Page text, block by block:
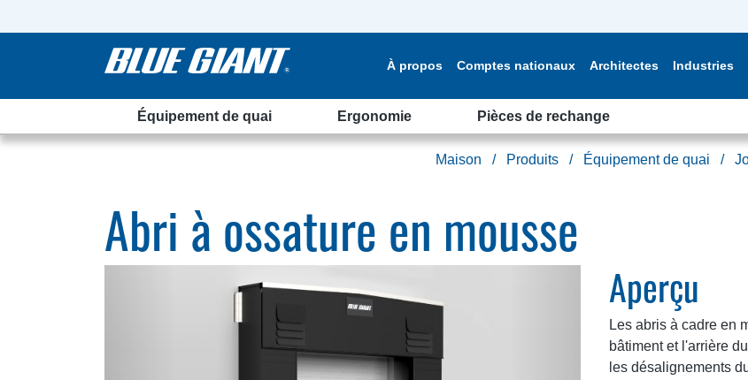
À propos Comptes nationaux Architectes Industries
Équipement de quai Ergonomie Pièces de rechange
Maison Produits Équipement de quai
Abri à ossature en mousse
Aperçu
Les abris à cadre en
bâtiment et l'arrière
les désalignements